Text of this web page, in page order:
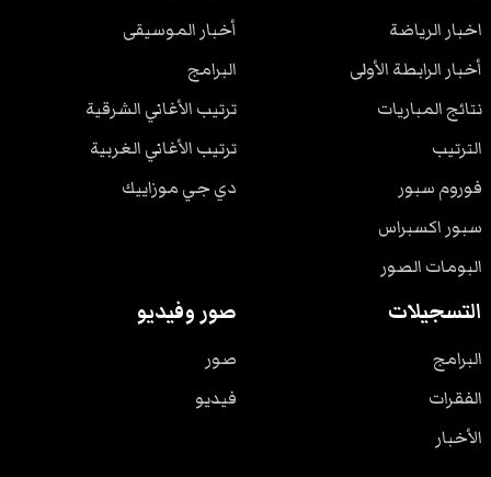
اخبار الرياضة
أخبار الرابطة الأولى
نتائج المباريات
الترتيب
فوروم سبور
سبور اكسبراس
البومات الصور
أخبار الموسيقى
البرامج
ترتيب الأغاني الشرقية
ترتيب الأغاني الغربية
دي جي موزاييك
التسجيلات
البرامج
الفقرات
الأخبار
صور وفيديو
صور
فيديو